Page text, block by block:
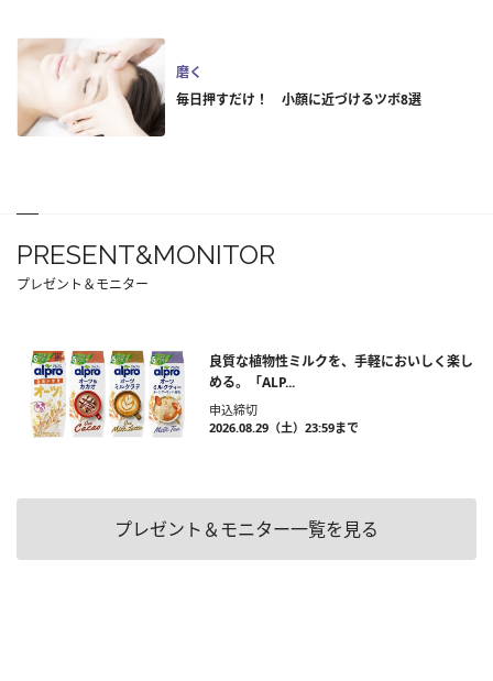
磨く
毎日押すだけ！ 小顔に近づけるツボ8選
PRESENT&MONITOR
プレゼント＆モニター
良質な植物性ミルクを、手軽においしく楽し
める。「ALP...
申込締切
2026.08.29（土）23:59まで
プレゼント＆モニター一覧を見る